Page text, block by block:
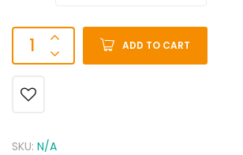
ADD TO CART
SKU: N/A